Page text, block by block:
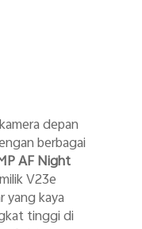
depan
berbagai
AF Night
V23e
yang kaya
tinggi di